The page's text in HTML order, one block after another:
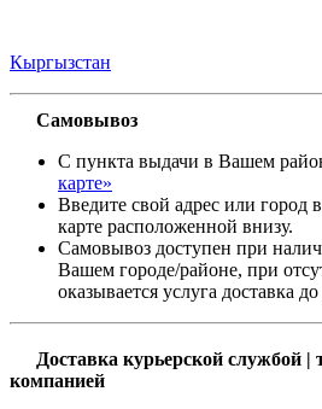
Кыргызстан
Самовывоз
С пункта выдачи в Вашем
карте»
Введите свой адрес или город
карте расположенной внизу.
Самовывоз доступен при
Вашем городе/районе, при
оказывается услуга доставка
Доставка курьерской службой |
компанией